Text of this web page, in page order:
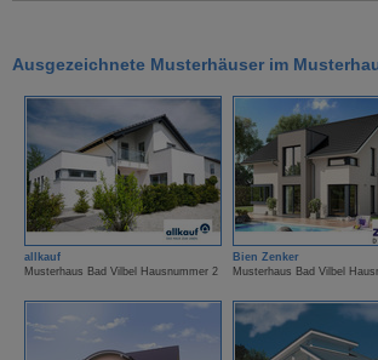
Ausgezeichnete Musterhäuser im
allkauf
Musterhaus Bad Vilbel Hausnummer 2
Bien Zenker
Musterhaus Bad Vilbel